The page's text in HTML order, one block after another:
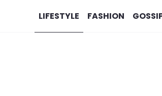
LIFESTYLE FASHION